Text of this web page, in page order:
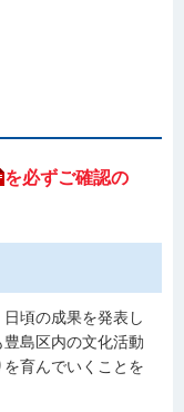
を必ずご確認の
頃の成果を発表し
島区内の文化活動
育んでいくことを